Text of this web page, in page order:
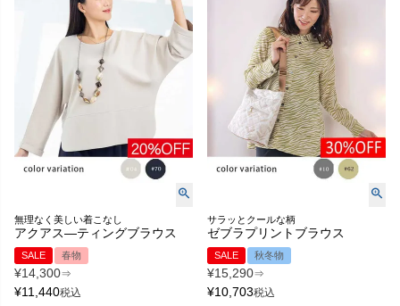
無理なく美しい着こなし
アクアス―ティングブラウス
SALE 春物
¥14,300⇒
¥11,440税込
サラッとクールな柄
ゼブラプリントブラウス
SALE 秋冬物
¥15,290⇒
¥10,703税込